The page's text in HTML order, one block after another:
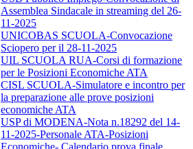
Assemblea Sindacale in streaming del 26-
11-2025
UNICOBAS SCUOLA-Convocazione
Sciopero per il 28-11-2025
UIL SCUOLA RUA-Corsi di formazione
per le Posizioni Economiche ATA
CISL SCUOLA-Simulatore e incontro per
la preparazione alle prove posizioni
economiche ATA
USP di MODENA-Nota n.18292 del 14-
11-2025-Personale ATA-Posizioni